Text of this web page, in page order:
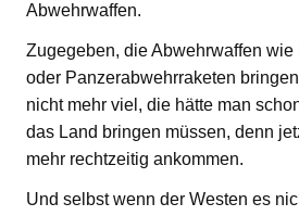
Abwehrwaffen.
Zugegeben, die Abwehrwaffen
oder Panzerabwehrraketen
nicht mehr viel, die hätte man
das Land bringen müssen, denn
mehr rechtzeitig ankommen.
Und selbst wenn der Westen es